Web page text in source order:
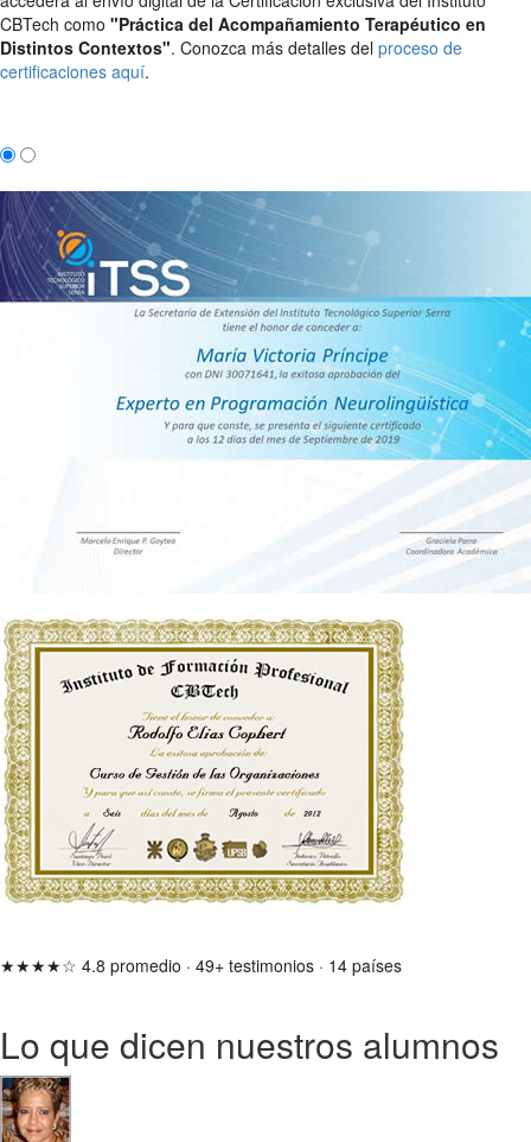
CBTech como "Práctica del Acompañamiento Terapéutico en
Distintos Contextos". Conozca más detalles del proceso de
certificaciones aquí.
★★★★☆ 4.8 promedio · 49+ testimonios · 14 países
Lo que dicen nuestros alumnos